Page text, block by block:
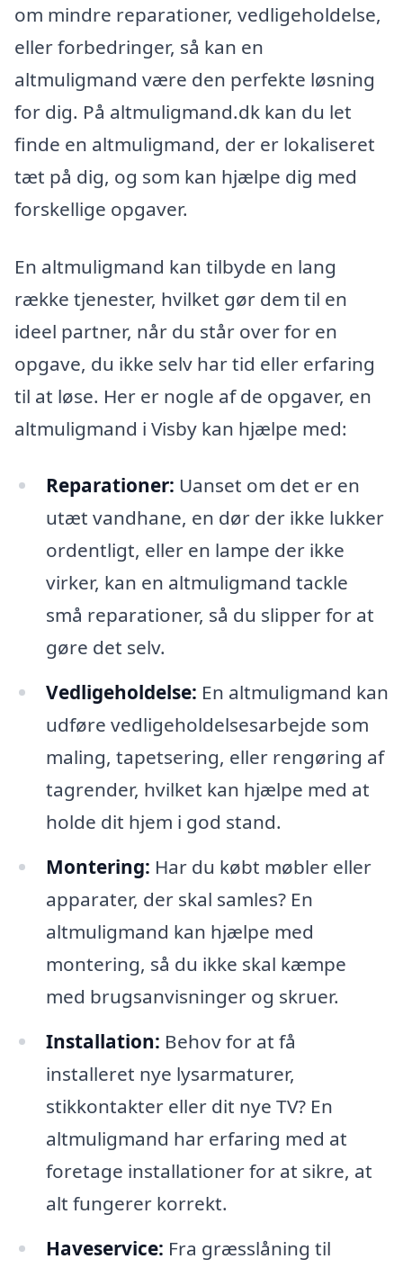
om mindre reparationer, vedligeholdelse,
eller forbedringer, så kan en
altmuligmand være den perfekte løsning
for dig. På altmuligmand.dk kan du let
finde en altmuligmand, der er lokaliseret
tæt på dig, og som kan hjælpe dig med
forskellige opgaver.
En altmuligmand kan tilbyde en lang
række tjenester, hvilket gør dem til en
ideel partner, når du står over for en
opgave, du ikke selv har tid eller erfaring
til at løse. Her er nogle af de opgaver, en
altmuligmand i Visby kan hjælpe med:
Reparationer: Uanset om det er en
utæt vandhane, en dør der ikke lukker
ordentligt, eller en lampe der ikke
virker, kan en altmuligmand tackle
små reparationer, så du slipper for at
gøre det selv.
Vedligeholdelse: En altmuligmand kan
udføre vedligeholdelsesarbejde som
maling, tapetsering, eller rengøring af
tagrender, hvilket kan hjælpe med at
holde dit hjem i god stand.
Montering: Har du købt møbler eller
apparater, der skal samles? En
altmuligmand kan hjælpe med
montering, så du ikke skal kæmpe
med brugsanvisninger og skruer.
Installation: Behov for at få
installeret nye lysarmaturer,
stikkontakter eller dit nye TV? En
altmuligmand har erfaring med at
foretage installationer for at sikre, at
alt fungerer korrekt.
Haveservice: Fra græsslåning til